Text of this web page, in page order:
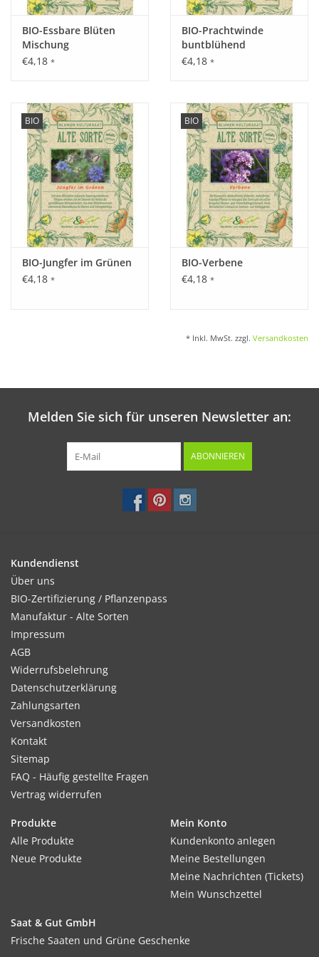
Auch als Blume sehr attraktiv.
Inhalt:
1,10 g
BIO-Essbare Blüten
Mischung
€4,18 *
BIO-Prachtwinde
buntblühend
€4,18 *
BIO
BIO-Jungfer im Grünen
€4,18 *
BIO
BIO-Verbene
€4,18 *
* Inkl. MwSt. zzgl. Versandkosten
Melden Sie sich für unseren Newsletter an:
ABONNIEREN
Kundendienst
Über uns
BIO-Zertifizierung / Pflanzenpass
Manufaktur - Alte Sorten
Impressum
AGB
Widerrufsbelehrung
Datenschutzerklärung
Zahlungsarten
Versandkosten
Kontakt
Sitemap
FAQ - Häufig gestellte Fragen
Vertrag widerrufen
Produkte
Alle Produkte
Neue Produkte
Mein Konto
Kundenkonto anlegen
Meine Bestellungen
Meine Nachrichten (Tickets)
Mein Wunschzettel
Saat & Gut GmbH
Frische Saaten und Grüne Geschenke